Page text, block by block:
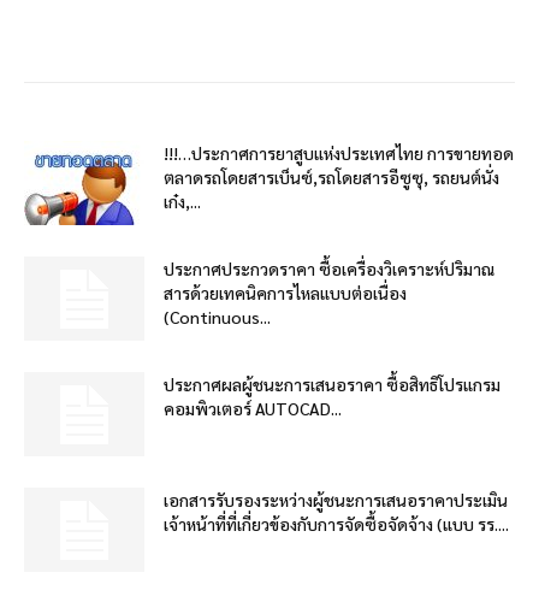
!!!…ประกาศการยาสูบแห่งประเทศไทย การขายทอด
ตลาดรถโดยสารเบ็นซ์,รถโดยสารอีซูซุ, รถยนต์นั่ง
เก๋ง,...
ประกาศประกวดราคา ซื้อเครื่องวิเคราะห์ปริมาณ
สารด้วยเทคนิคการไหลแบบต่อเนื่อง
(Continuous...
ประกาศผลผู้ชนะการเสนอราคา ซื้อสิทธิโปรแกรม
คอมพิวเตอร์ AUTOCAD...
เอกสารรับรองระหว่างผู้ชนะการเสนอราคาประเมิน
เจ้าหน้าที่ที่เกี่ยวข้องกับการจัดซื้อจัดจ้าง (แบบ รร....